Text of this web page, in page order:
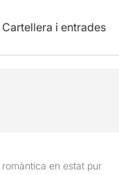
Cartellera i entrades
romàntica en estat pur